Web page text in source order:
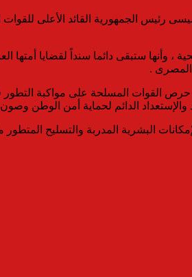
رئيس الجمهورية القائد الأعلى للقوات
وأنها ستبقى دائما سنداً لقضايا أمتها
المصرى .
حرص القوات المسلحة على مواكبة
والإستعداد الدائم لحماية أمن الوطن
البشرية المدربة والتسليح المتطور